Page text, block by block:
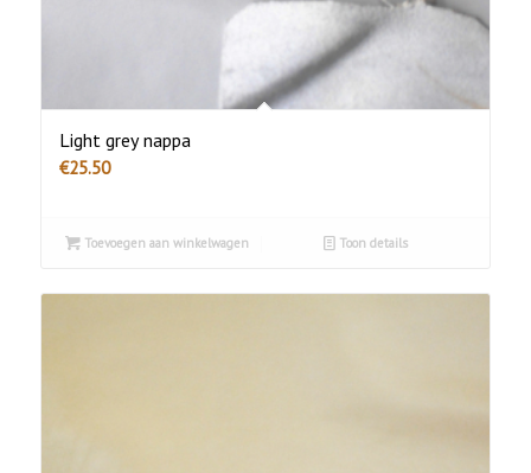
Light grey nappa
€25.50
Toevoegen aan winkelwagen Toon details